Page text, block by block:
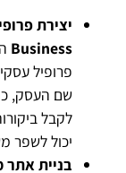
יצירת
Business
פרופיל
שם העסק,
לקבל
יכול לשפר
בניית אתר